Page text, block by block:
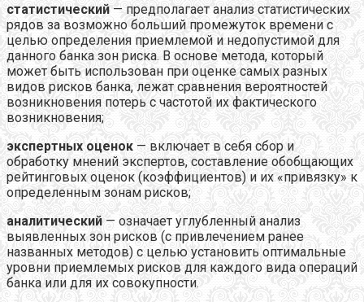
статистический — предполагает анализ статистических
рядов за возможно больший промежуток времени с
целью определения приемлемой и недопустимой для
данного банка зон риска. В основе метода, который
может быть использован при оценке самых разных
видов рисков банка, лежат сравнения вероятностей
возникновения потерь с частотой их фактического
возникновения;
экспертных оценок — включает в себя сбор и
обработку мнений экспертов, составление обобщающих
рейтинговых оценок (коэффициентов) и их «привязку» к
определенным зонам рисков;
аналитический — означает углубленный анализ
выявленных зон рисков (с привлечением ранее
названных методов) с целью установить оптимальные
уровни приемлемых рисков для каждого вида операций
банка или для их совокупности.